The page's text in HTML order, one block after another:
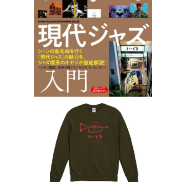
ジャズ喫茶いーぐるの現代ジャズ入門
¥2,420